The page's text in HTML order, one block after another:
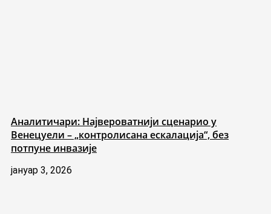
Аналитичари: Највероватнији сценарио у
Венецуели – „контролисана ескалација“, без
потпуне инвазије
јануар 3, 2026